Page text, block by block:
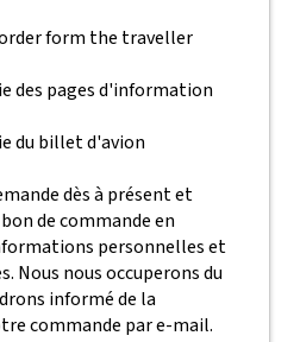
form the traveller
des pages d'information
du billet d'avion
dès à présent et
de commande en
personnelles et
Nous nous occuperons du
informé de la
commande par e-mail.